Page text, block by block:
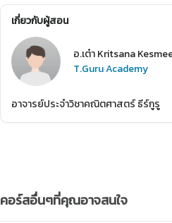
เกี่ยวกับผู้สอน
อ.เต๋า Kritsana
T.Guru Academy
อาจารย์ประจำวิชาคณิตศาสตร์ ธีร์กูรู
คอร์สอื่นๆที่คุณอาจสนใจ